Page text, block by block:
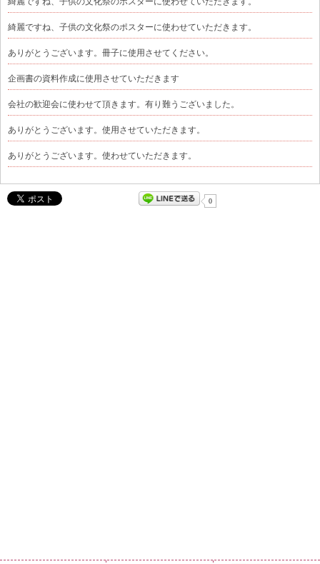
綺麗ですね、子供の文化祭のポスターに使わせていただきます。
ありがとうございます。冊子に使用させてください。
企画書の資料作成に使用させていただきます
会社の歓迎会に使わせて頂きます。有り難うございました。
ありがとうございます。使用させていただきます。
ありがとうございます。使わせていただきます。
0